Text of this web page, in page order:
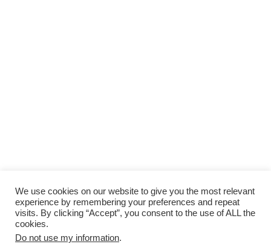
We use cookies on our website to give you the most relevant
experience by remembering your preferences and repeat
visits. By clicking “Accept”, you consent to the use of ALL the
cookies.
Do not use my information.